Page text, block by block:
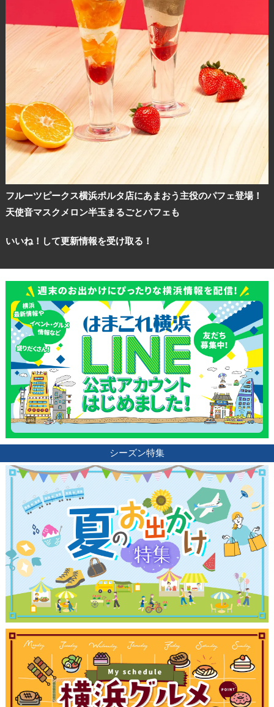
フルーツピークス横浜ポルタ店にあまおう主役のパフェ登場！
天使音マスクメロン半玉まるごとパフェも
いいね！して更新情報を受け取る！
シーズン特集
観光ガイド
ランキング
ブログ記事
サイトについて